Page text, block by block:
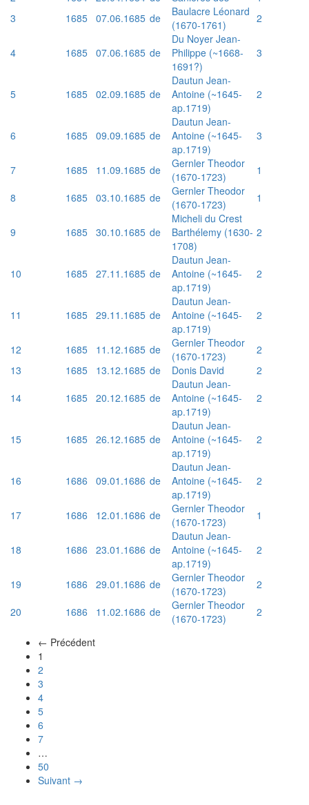
3
1685 07.06.1685 de
Baulacre Léonard
(1670-1761)
2
4 1685 07.06.1685 de
Du Noyer Jean-
Philippe (~1668-
1691?)
3
5 1685 02.09.1685 de
Dautun Jean-
Antoine (~1645-
ap.1719)
2
6 1685 09.09.1685 de
Dautun Jean-
Antoine (~1645-
ap.1719)
3
7 1685 11.09.1685 de
Gernler Theodor
(1670-1723)
1
8
1685 03.10.1685 de
Gernler Theodor
(1670-1723)
1
9 1685 30.10.1685 de
Micheli du Crest
Barthélemy (1630-
1708)
2
10 1685 27.11.1685 de
Dautun Jean-
Antoine (~1645-
ap.1719)
2
11 1685 29.11.1685 de
Dautun Jean-
Antoine (~1645-
ap.1719)
2
12 1685 11.12.1685 de
Gernler Theodor
(1670-1723)
2
13
1685 13.12.1685 de Donis David
2
14
1685 20.12.1685 de
Dautun Jean-
Antoine (~1645-
ap.1719)
2
15 1685 26.12.1685 de
Dautun Jean-
Antoine (~1645-
ap.1719)
2
16 1686 09.01.1686 de
Dautun Jean-
Antoine (~1645-
ap.1719)
2
17 1686 12.01.1686 de
Gernler Theodor
(1670-1723)
1
18 1686 23.01.1686 de
Dautun Jean-
Antoine (~1645-
ap.1719)
2
19 1686 29.01.1686 de
Gernler Theodor
(1670-1723)
2
20
1686 11.02.1686 de
Gernler Theodor
(1670-1723)
2
← Précédent
1
2
3
4
5
6
7
…
50
Suivant →